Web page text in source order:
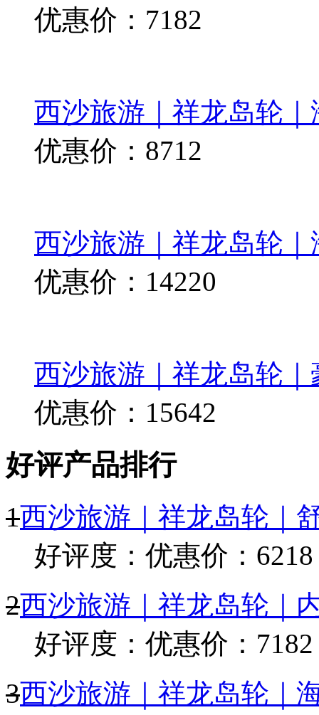
优惠价：7182
西沙旅游｜祥龙岛轮
优惠价：8712
西沙旅游｜祥龙岛轮
优惠价：14220
西沙旅游｜祥龙岛轮
优惠价：15642
好评产品排行
1西沙旅游｜祥龙岛轮｜
好评度： 优惠价：6218
2西沙旅游｜祥龙岛轮｜
好评度： 优惠价：7182
3西沙旅游｜祥龙岛轮｜